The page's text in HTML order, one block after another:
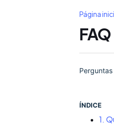
Página
ÍNDICE
1.